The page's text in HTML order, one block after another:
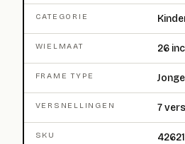
CATEGORIE
WIELMAAT 26
FRAME TYPE
VERSNELLINGEN 7
SKU 42621